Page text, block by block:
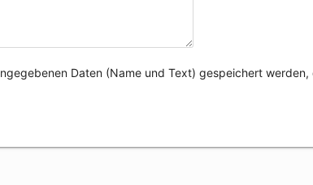
Daten (Name und Text) gespeichert